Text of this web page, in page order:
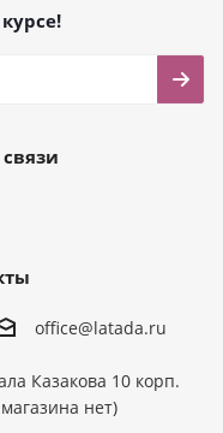
office@latada.ru
Казакова 10 корп.
нет)